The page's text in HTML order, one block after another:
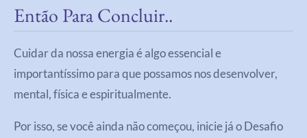
Então Para Concluir..
Cuidar da nossa energia é algo essencial e
importantíssimo para que possamos nos desenvolver,
mental, física e espiritualmente.
Por isso, se você ainda não começou, inicie já o Desafio